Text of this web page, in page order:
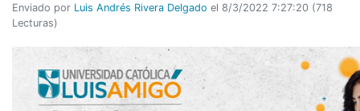
Enviado por Luis Andrés Rivera Delgado el 8/3/2022 7:27:20 (718
Lecturas)